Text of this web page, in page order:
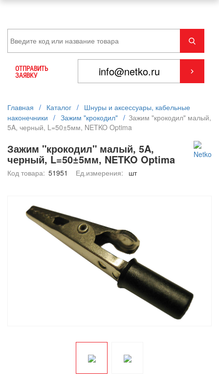
ОТПРАВИТЬ
ЗАЯВКУ
Главная / Каталог / Шнуры и аксессуары, кабельные
наконечники / Зажим "крокодил" / Зажим "крокодил" малый,
5A, черный, L=50±5мм, NETKO Optima
Зажим "крокодил" малый, 5A,
черный, L=50±5мм, NETKO Optima
Код товара: 51951 Ед.измерения: шт